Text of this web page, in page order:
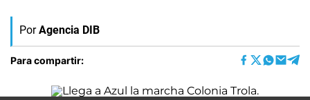
Por Agencia DIB
Para compartir: